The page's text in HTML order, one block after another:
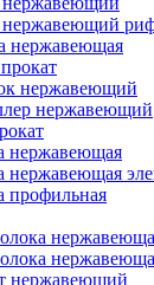
нержавеющий
нержавеющая
нержавеющий
нержавеющий
нержавеющая
нержавеющая
профильная
нержавеющий